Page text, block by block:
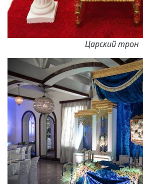
Царский трон